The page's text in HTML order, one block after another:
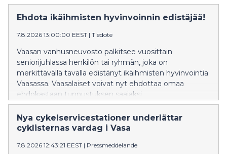
utmärkelse.
Ehdota ikäihmisten hyvinvoinnin edistäjää!
7.8.2026 13:00:00 EEST | Tiedote
Vaasan vanhusneuvosto palkitsee vuosittain
seniorijuhlassa henkilön tai ryhmän, joka on
merkittävällä tavalla edistänyt ikäihmisten hyvinvointia
Vaasassa. Vaasalaiset voivat nyt ehdottaa omaa
ehdokastaan tunnustuksen saajaksi.
Nya cykelservicestationer underlättar
cyklisternas vardag i Vasa
7.8.2026 12:43:21 EEST | Pressmeddelande